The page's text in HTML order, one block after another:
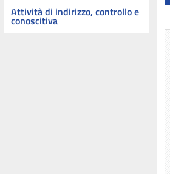
Attività di indirizzo, controllo e
conoscitiva